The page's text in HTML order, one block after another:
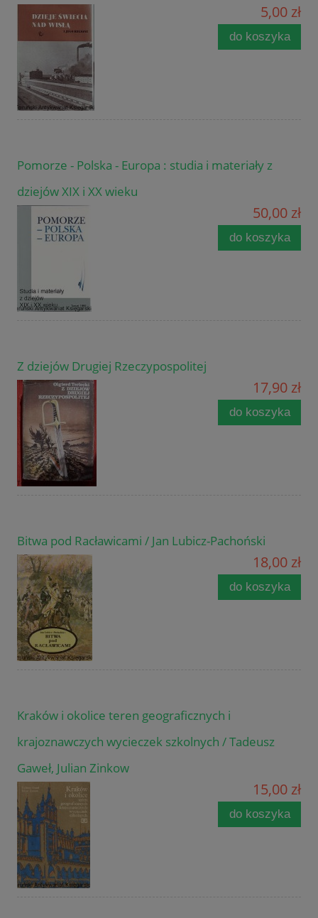
5,00 zł
do koszyka
Pomorze - Polska - Europa : studia i materiały z
dziejów XIX i XX wieku
50,00 zł
do koszyka
Z dziejów Drugiej Rzeczypospolitej
17,90 zł
do koszyka
Bitwa pod Racławicami / Jan Lubicz-Pachoński
18,00 zł
do koszyka
Kraków i okolice teren geograficznych i
krajoznawczych wycieczek szkolnych / Tadeusz
Gaweł, Julian Zinkow
15,00 zł
do koszyka